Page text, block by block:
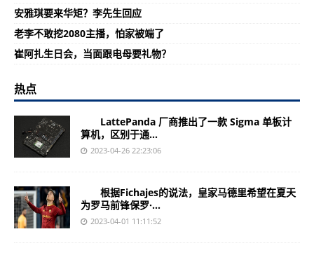
安雅琪要来华矩？李先生回应
老李不敢挖2080主播，怕家被端了
崔阿扎生日会，当面跟电母要礼物？
热点
LattePanda 厂商推出了一款 Sigma 单板计
算机，区别于通...
2023-04-26 22:23:06
根据Fichajes的说法，皇家马德里希望在夏天
为罗马前锋保罗·...
2023-04-01 11:11:52